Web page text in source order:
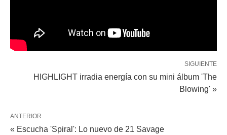
SIGUIENTE
HIGHLIGHT irradia energía con su mini álbum 'The
Blowing' »
ANTERIOR
« Escucha 'Spiral': Lo nuevo de 21 Savage